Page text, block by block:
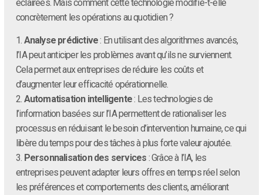
éclairées. Mais comment cette technologie modifie-t-elle
concrètement les opérations au quotidien ?
1. Analyse prédictive: En utilisant des algorithmes avancés,
l’IA peut anticiper les problèmes avant qu’ils ne surviennent.
Cela permet aux entreprises de réduire les coûts et
d’augmenter leur efficacité opérationnelle.
2. Automatisation intelligente: Les technologies de
l’information basées sur l’IA permettent de rationaliser les
processus en réduisant le besoin d’intervention humaine, ce qui
libère du temps pour des tâches à plus forte valeur ajoutée.
3. Personnalisation des services : Grâce à l’IA, les
entreprises peuvent adapter leurs offres en temps réel selon
les préférences et comportements des clients, améliorant